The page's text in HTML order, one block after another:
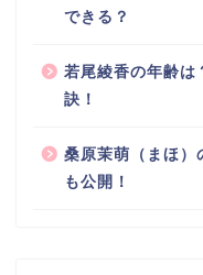
できる？
若尾綾香の年齢は
訣！
桑原茉萌（まほ）
も公開！